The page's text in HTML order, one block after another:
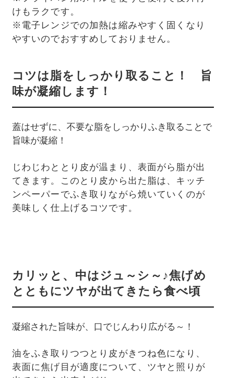
けもラクです。
※電子レンジでの加熱は縮みやすく固くなり
やすいのでおすすめしておりません。
コツは脂をしっかり取ること！ 旨
味が凝縮します！
蓋はせずに、不要な脂をしっかりふき取ることで
旨味が凝縮！
じわじわととり皮が温まり、表面がら脂が出
てきます。このとり皮から出た脂は、キッチ
ンペーパーでふき取りながら焼いていくのが
美味しく仕上げるコツです。
カリッと、中はジュ～シ～♪焦げめ
とともにツヤが出てきたら食べ頃
凝縮された旨味が、口でじんわり広がる～！
油をふき取りつつとり皮がきつね色になり、
表面に焦げ目が適度について、ツヤと照りが